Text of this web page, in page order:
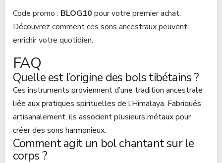
Code promo : BLOG10 pour votre premier achat.
Découvrez comment ces sons ancestraux peuvent
enrichir votre quotidien.
FAQ
Quelle est l’origine des bols tibétains ?
Ces instruments proviennent d’une tradition ancestrale
liée aux pratiques spirituelles de l’Himalaya. Fabriqués
artisanalement, ils associent plusieurs métaux pour
créer des sons harmonieux.
Comment agit un bol chantant sur le
corps ?